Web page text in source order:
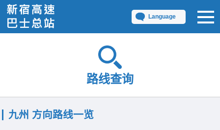
Language
路线查询
九州 方向路线一览